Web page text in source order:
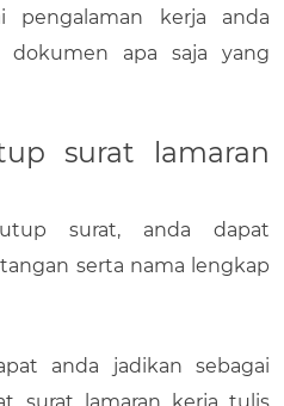
pengalaman kerja anda
dokumen apa saja yang
surat lamaran
surat, anda dapat
serta nama lengkap
anda jadikan sebagai